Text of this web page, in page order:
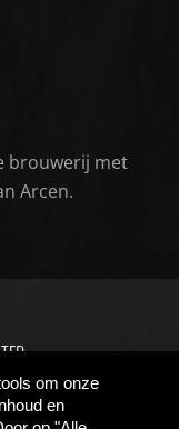
brouwerij met
Arcen.
om onze
en